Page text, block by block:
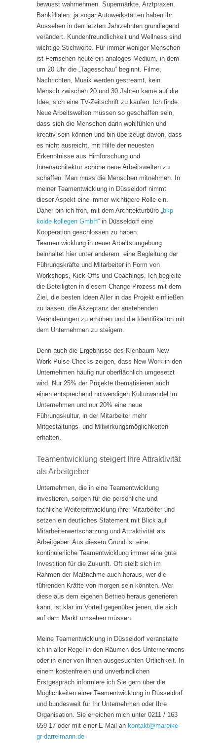
bewusst wahrnehmen. Supermärkte, Arztpraxen,
Bankfilialen, ja sogar Autowerkstätten haben ihr
Aussehen in den letzten Jahrzehnten grundlegend
verändert. Kundenfreundlichkeit und Wellness sind
wichtige Stichworte. Für immer weniger Menschen
ist Fernsehen heute ein analoges Medium, in dem
um 20 Uhr die „Tagesschau“ beginnt. Filme,
Nachrichten, Musik werden gestreamt, kein
Mensch zwischen 20 und 30 Jahren käme auf die
Idee, sich eine TV-Zeitschrift zu kaufen. Ich finde:
Neue Arbeitswelten müssen so geschaffen sein,
dass sich die Menschen darin wohlfühlen und
kreativ sein können und bin überzeugt davon, dass
es nicht ausreicht, mit Hilfe der neuesten
Erkenntnisse aus Hirnforschung und
Innenarchitektur schöne neue Arbeitswelten zu
schaffen. Man muss die Menschen mitnehmen. In
meiner Teamentwicklung in Düsseldorf nimmt
dieser Aspekt eine immer wichtigere Rolle ein.
Daher bin ich froh, mit dem Architekturbüro „bkp
kolde kollegen GmbH“ in Düsseldorf eine
Kooperation geschlossen zu haben.
Teamentwicklung in neuer Arbeitsumgebung
beinhaltet hier unter anderem eine Begleitung der
Führungskräfte und Mitarbeiter in Form von
Workshops, Kick-Offs und Coachings. Ich begleite
die Beteiligten in diesem Change-Prozess mit dem
Ziel, die besten Ideen Aller in das Projekt einfließen
zu lassen, die Akzeptanz der anstehenden
Veränderungen zu erhöhen und die Identifikation mit
dem Unternehmen zu steigern.
Denn auch die Ergebnisse des Kienbaum New
Work Pulse Checks zeigen, dass New Work in den
Unternehmen häufig nur oberflächlich umgesetzt
wird. Nur 25% der Projekte thematisieren auch
einen entsprechend notwendigen Kulturwandel im
Unternehmen und nur 20% eine neue
Führungskultur, in der Mitarbeiter mehr
Mitgestaltungs- und Mitwirkungsmöglichkeiten
erhalten.
Teamentwicklung steigert Ihre Attraktivität
als Arbeitgeber
Unternehmen, die in eine Teamentwicklung
investieren, sorgen für die persönliche und
fachliche Weiterentwicklung ihrer Mitarbeiter und
setzen ein deutliches Statement mit Blick auf
Mitarbeiterwertschätzung und Attraktivität als
Arbeitgeber. Aus diesem Grund ist eine
kontinuierliche Teamentwicklung immer eine gute
Investition für die Zukunft. Oft stellt sich im
Rahmen der Maßnahme auch heraus, wer die
führenden Kräfte von morgen sein könnten. Wer
diese aus dem eigenen Betrieb heraus generieren
kann, ist klar im Vorteil gegenüber jenen, die sich
auf dem Markt umsehen müssen.
Meine Teamentwicklung in Düsseldorf veranstalte
ich in aller Regel in den Räumen des Unternehmens
oder in einer von Ihnen ausgesuchten Örtlichkeit. In
einem kostenfreien und unverbindlichen
Erstgespräch informiere ich Sie gern über die
Möglichkeiten einer Teamentwicklung in Düsseldorf
und bundesweit für Ihr Unternehmen oder Ihre
Organisation. Sie erreichen mich unter 0211 / 163
659 17 oder mit einer E-Mail an kontakt@mareike-
gr-darrelmann.de